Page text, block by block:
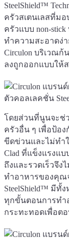
SteelShield™
ครัวสเตนเลสที่ม
ครัวแบบ non-
ทำความสะอาดง่
Circulon บริเวณ
ลงถูกออกแบบให้
โดยส่วนที่นูนจะช่
ครัวอื่น ๆ เพื่อป้อง
ขีดข่วนและไม่ทำ
Clad ที่แข็งแรงแ
ถึงและรวดเร็วจึง
ทำอาหารของคุณ
SteelShield™ มีทั้ง
ทุกขั้นตอนการทำ
กระทะทอดเพื่อต